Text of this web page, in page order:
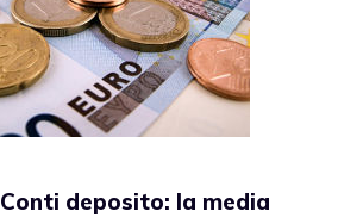
Conti deposito: la media